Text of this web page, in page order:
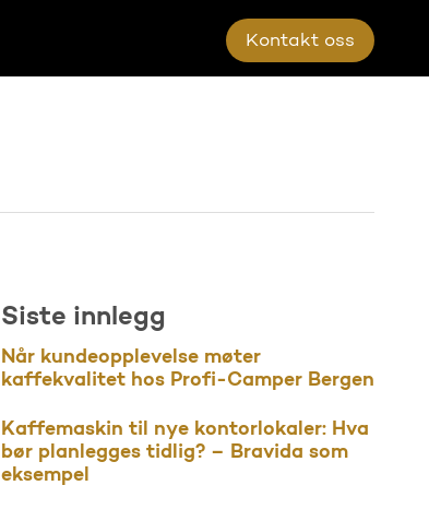
Kontakt oss
Siste innlegg
Når kundeopplevelse møter
kaffekvalitet hos Profi-Camper Bergen
Kaffemaskin til nye kontorlokaler: Hva
bør planlegges tidlig? – Bravida som
eksempel